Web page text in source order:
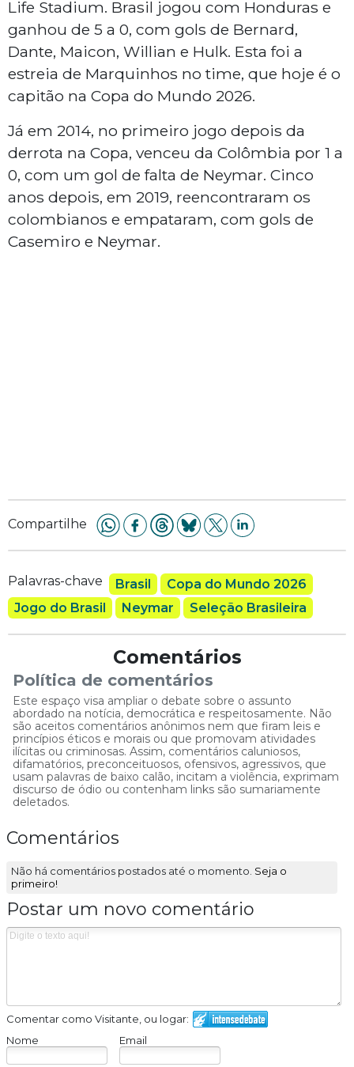
Life Stadium. Brasil jogou com Honduras e
ganhou de 5 a 0, com gols de Bernard,
Dante, Maicon, Willian e Hulk. Esta foi a
estreia de Marquinhos no time, que hoje é o
capitão na Copa do Mundo 2026.
Já em 2014, no primeiro jogo depois da
derrota na Copa, venceu da Colômbia por 1 a
0, com um gol de falta de Neymar. Cinco
anos depois, em 2019, reencontraram os
colombianos e empataram, com gols de
Casemiro e Neymar.
Compartilhe
Palavras-chave Brasil
Copa do Mundo 2026
Jogo do Brasil
Neymar Seleção Brasileira
Comentários
Política de comentários
Este espaço visa ampliar o debate sobre o assunto
abordado na notícia, democrática e respeitosamente. Não
são aceitos comentários anônimos nem que firam leis e
princípios éticos e morais ou que promovam atividades
ilícitas ou criminosas. Assim, comentários caluniosos,
difamatórios, preconceituosos, ofensivos, agressivos, que
usam palavras de baixo calão, incitam a violência, exprimam
discurso de ódio ou contenham links são sumariamente
deletados.
Comentários
Não há comentários postados até o momento. Seja o
primeiro!
Postar um novo comentário
Comentar como Visitante, ou logar:
Nome
Email